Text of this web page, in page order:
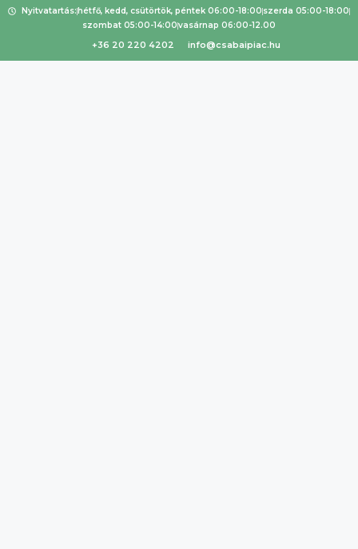
Nyitvatartás:hétfő, kedd, csütörtök, péntek 06:00-18:00szerda 05:00-18:00
szombat 05:00-14:00vasárnap 06:00-12.00
+36 20 220 4202 info@csabaipiac.hu